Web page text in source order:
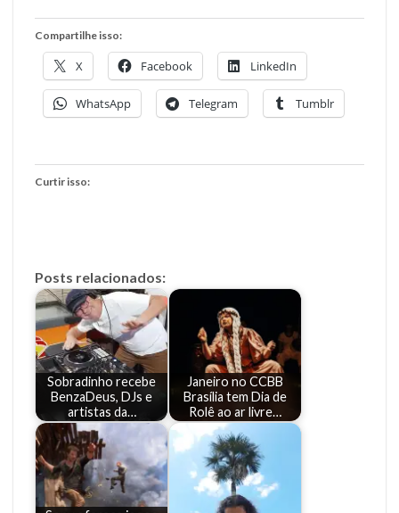
Compartilhe isso:
X Facebook LinkedIn
WhatsApp Telegram Tumblr
Curtir isso:
Posts relacionados:
Sobradinho recebe
BenzaDeus, DJs e
artistas da…
Janeiro no CCBB
Brasília tem Dia de
Rolê ao ar livre…